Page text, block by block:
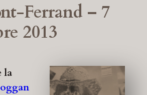
Ferrand – 7
2013
la